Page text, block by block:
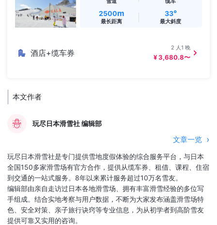
2500m
最长距离
33°
最大斜度
酒店+缆车券
2 人1 晚
¥ 3,680.8〜
本文作者
玩尽日本滑雪社 编辑部
文章一览
玩尽日本滑雪社是专门提供雪地度假体验的综合服务平台，与日本
全国150多家滑雪场有官方合作，提供从缆车券、租借、课程、住宿
到交通的一站式服务。8年以来累计服务超过10万名雪友。
编辑部由亲自走访过日本各地滑雪场、拥有丰富滑雪经验的多位写
手组成。结合实地考察与用户数据，不断为大家发布涵盖滑雪场特
色、安全对策、亲子旅行诀窍等专业信息，为从初学者到高阶雪友